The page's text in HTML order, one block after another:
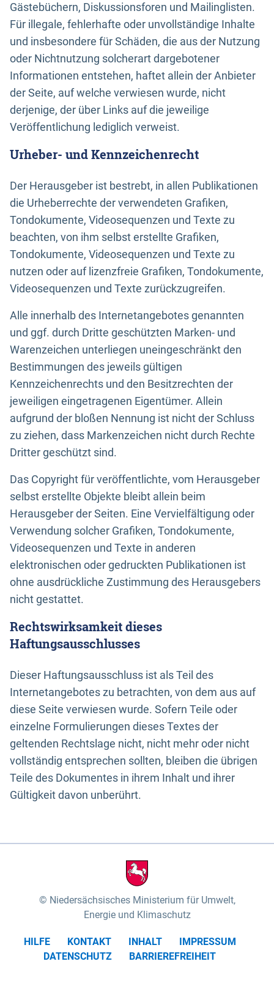
Gästebüchern, Diskussionsforen und Mailinglisten.
Für illegale, fehlerhafte oder unvollständige Inhalte
und insbesondere für Schäden, die aus der Nutzung
oder Nichtnutzung solcherart dargebotener
Informationen entstehen, haftet allein der Anbieter
der Seite, auf welche verwiesen wurde, nicht
derjenige, der über Links auf die jeweilige
Veröffentlichung lediglich verweist.
Urheber- und Kennzeichenrecht
Der Herausgeber ist bestrebt, in allen Publikationen
die Urheberrechte der verwendeten Grafiken,
Tondokumente, Videosequenzen und Texte zu
beachten, von ihm selbst erstellte Grafiken,
Tondokumente, Videosequenzen und Texte zu
nutzen oder auf lizenzfreie Grafiken, Tondokumente,
Videosequenzen und Texte zurückzugreifen.
Alle innerhalb des Internetangebotes genannten
und ggf. durch Dritte geschützten Marken- und
Warenzeichen unterliegen uneingeschränkt den
Bestimmungen des jeweils gültigen
Kennzeichenrechts und den Besitzrechten der
jeweiligen eingetragenen Eigentümer. Allein
aufgrund der bloßen Nennung ist nicht der Schluss
zu ziehen, dass Markenzeichen nicht durch Rechte
Dritter geschützt sind.
Das Copyright für veröffentlichte, vom Herausgeber
selbst erstellte Objekte bleibt allein beim
Herausgeber der Seiten. Eine Vervielfältigung oder
Verwendung solcher Grafiken, Tondokumente,
Videosequenzen und Texte in anderen
elektronischen oder gedruckten Publikationen ist
ohne ausdrückliche Zustimmung des Herausgebers
nicht gestattet.
Rechtswirksamkeit dieses
Haftungsausschlusses
Dieser Haftungsausschluss ist als Teil des
Internetangebotes zu betrachten, von dem aus auf
diese Seite verwiesen wurde. Sofern Teile oder
einzelne Formulierungen dieses Textes der
geltenden Rechtslage nicht, nicht mehr oder nicht
vollständig entsprechen sollten, bleiben die übrigen
Teile des Dokumentes in ihrem Inhalt und ihrer
Gültigkeit davon unberührt.
Niedersächsisches Ministerium für Umwelt,
Energie und Klimaschutz
HILFE KONTAKT INHALT
IMPRESSUM
DATENSCHUTZ
BARRIEREFREIHEIT